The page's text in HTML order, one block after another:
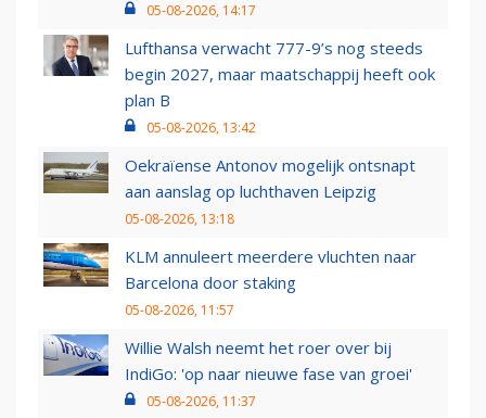
05-08-2026, 14:17
Lufthansa verwacht 777-9’s nog steeds
begin 2027, maar maatschappij heeft ook
plan B
05-08-2026, 13:42
Oekraïense Antonov mogelijk ontsnapt
aan aanslag op luchthaven Leipzig
05-08-2026, 13:18
KLM annuleert meerdere vluchten naar
Barcelona door staking
05-08-2026, 11:57
Willie Walsh neemt het roer over bij
IndiGo: 'op naar nieuwe fase van groei'
05-08-2026, 11:37